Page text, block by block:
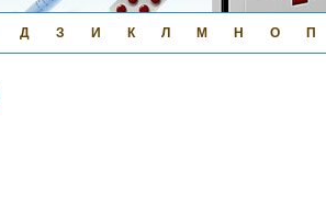
Д З И К Л М Н О П